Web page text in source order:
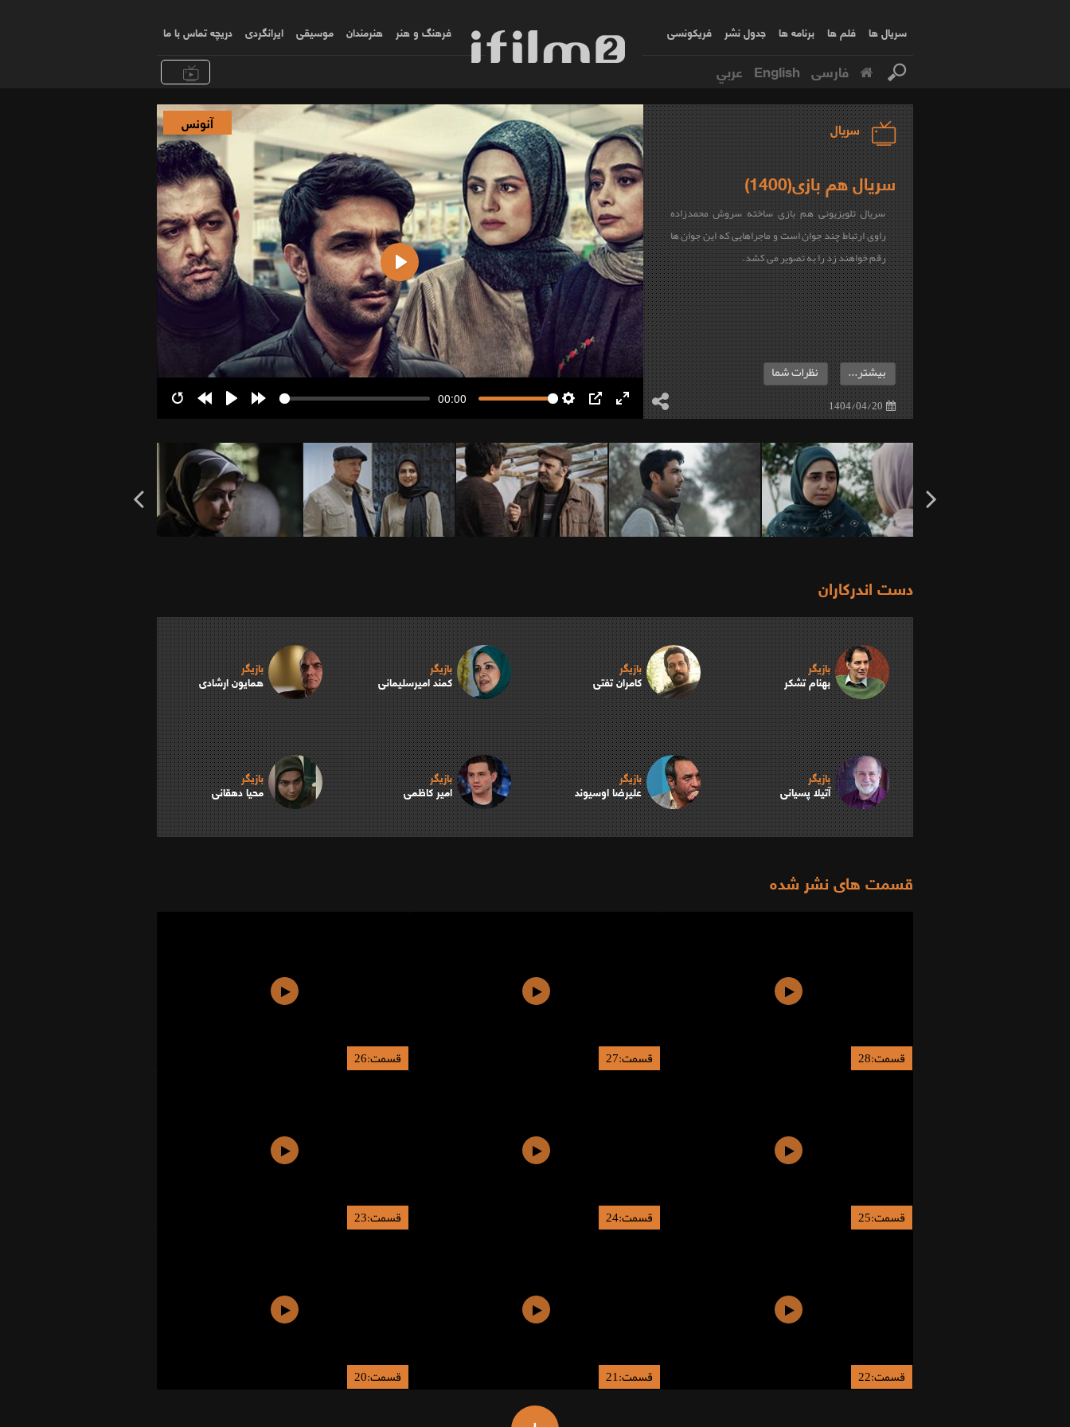
سریال ها فلم ها برنامه ها جدول نشر فریکونسی فرهنگ و هنر هنرمندان موسیقی ایرانگردی دریچه تماس با ما
فارسی English عربي
سریال
سریال هم بازی(1400)
سریال تلویزیونى هم بازی ساخته سروش محمدزاده
راوی ارتباط چند جوان است و ماجراهایی که این جوان ها
رقم خواهند زد را به تصویر می کشد.
1404/04/20
بیشتر... نظرات شما
00:00
Enter
fullscreen
Play
آنونس
دست اندرکاران
بازیگر
بهنام تشکر
بازیگر
کامران تفتی
بازیگر
کمند امیرسلیمانی
بازیگر
همایون ارشادی
بازیگر
آتیلا پسیانی
بازیگر
علیرضا اوسیوند
بازیگر
امیر کاظمی
بازیگر
محیا دهقانی
قسمت های نشر شده
قسمت:28 قسمت:27 قسمت:26
قسمت:25 قسمت:24 قسمت:23
قسمت:22 قسمت:21 قسمت:20